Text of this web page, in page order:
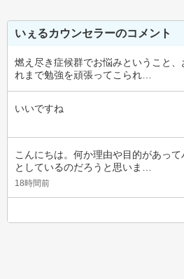
いぇるカウンセラーのコメント
燃え尽き症候群でお悩みということ
れまで勉強を頑張ってこられ…
いいですね
こんにちは。何か理由や目的があっ
としているのだろうと思いま…
18時間前